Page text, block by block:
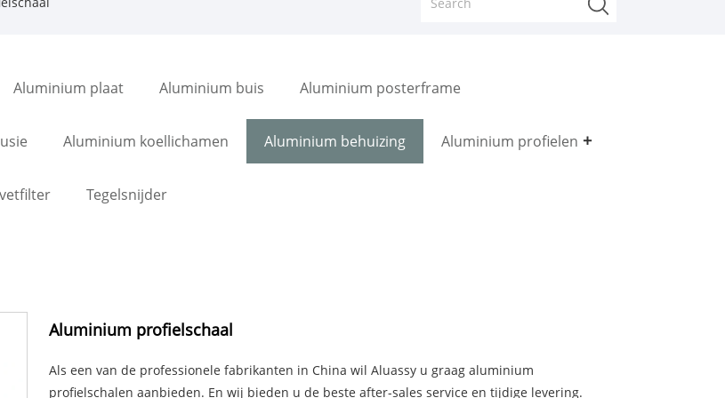
Aluminium plaat Aluminium buis Aluminium posterframe
Aluminium koellichamen Aluminium behuizing Aluminium profielen
Tegelsnijder
Aluminium profielschaal
Als een van de professionele fabrikanten in China wil Aluassy u graag aluminium
profielschalen aanbieden. En wij bieden u de beste after-sales service en tijdige levering.